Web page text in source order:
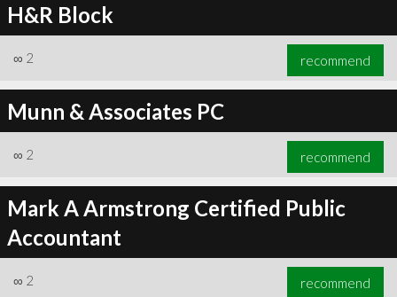
H&R Block
∞ 2 recommend
Munn & Associates PC
∞ 2 recommend
Mark A Armstrong Certified Public
Accountant
∞ 2 recommend